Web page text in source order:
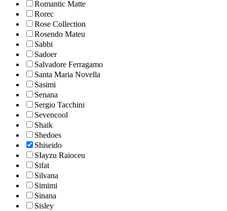
Romantic Matte
Rorec
Rose Collection
Rosendo Mateu
Sabbi
Sadoer
Salvadore Ferragamo
Santa Maria Novella
Sasimi
Senana
Sergio Tacchini
Sevencool
Shaik
Shedoes
Shiseido
SIayzu Raioceu
Sifat
Silvana
Simimi
Sinana
Sisley